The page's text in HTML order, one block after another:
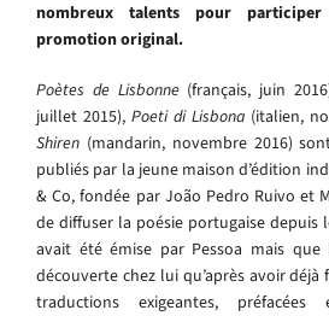
nombreux talents pour
promotion original.
Poètes de Lisbonne(français, juin
juillet 2015), Poeti di Lisbona (italien,
Shiren (mandarin, novembre 2016)
publiés par la jeune maison d’édition
& Co, fondée par João Pedro Ruivo et
de diffuser la poésie portugaise depuis
avait été émise par Pessoa mais que
découverte chez lui qu’après avoir
traductions exigeantes,